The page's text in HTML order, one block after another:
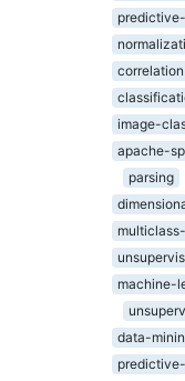
correlation
image-
apache-
parsing
machine-
data-